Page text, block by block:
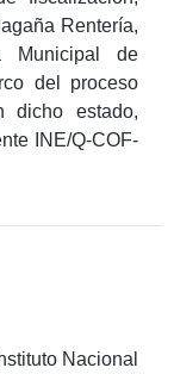
Rentería,
Municipal de
del proceso
dicho estado,
INE/Q-COF-
Nacional